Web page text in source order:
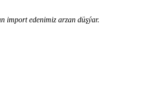
import edenimiz arzan düşýar.